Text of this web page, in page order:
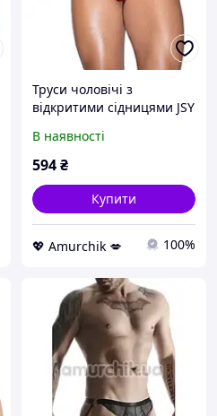
Труси чоловічі з
відкритими сідницями JSY
В наявності
594₴
Купити
💖 Amurchik 💋 100%